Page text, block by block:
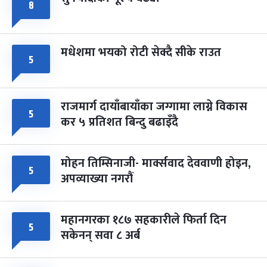
८
५ मधेशमा भयको रोटी सेक्दै सीके राउत
५ राजमार्ग दायाँबायाँका जग्गामा लाग्ने विकास
कर ५ प्रतिशत बिन्दु बढाइँदै
५ मोहन तिम्सिनाजी- मार्क्सवाद देववाणी होइन,
अपव्याख्या नगरौं
५ महानगरका १८७ सहकारीले फिर्ता दिन
सकेनन् सवा ८ अर्ब